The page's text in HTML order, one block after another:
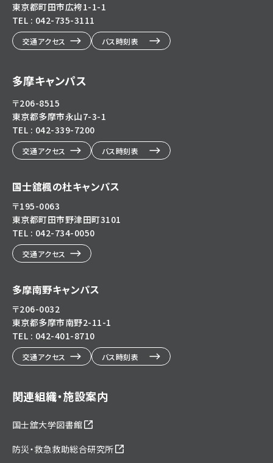
東京都町田市広袴1-1-1
TEL : 042-735-3111
交通アクセス バス時刻表
多摩キャンパス
〒206-8515
東京都多摩市永山7-3-1
TEL : 042-339-7200
交通アクセス バス時刻表
国士舘楓の杜キャンパス
〒195-0063
東京都町田市野津田町3101
TEL : 042-734-0050
交通アクセス
多摩南野キャンパス
〒206-0032
東京都多摩市南野2-11-1
TEL : 042-401-8710
交通アクセス バス時刻表
関連組織・施設案内
国士舘大学図書館
防災・救急救助総合研究所